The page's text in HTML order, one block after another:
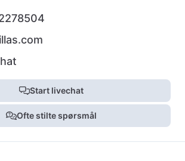
Start livechat
Ofte stilte spørsmål